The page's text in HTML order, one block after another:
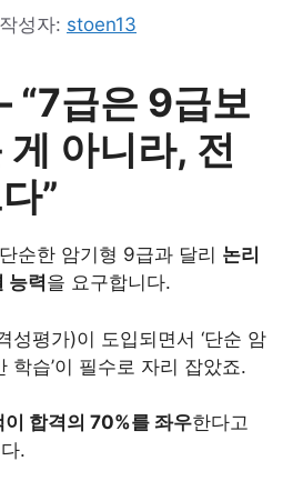
작성자: stoen13
“7급은 9급보
게 아니라, 전
”
순한 암기형 9급과 달리 논리
능력을 요구합니다.
성평가)이 도입되면서 ‘단순 암
학습’이 필수로 자리 잡았죠.
이 합격의 70%를 좌우한다고
.